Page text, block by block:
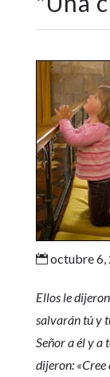
octubre 6,
Ellos le
salvarán tú y
Señor a él y a
dijeron: «Cree